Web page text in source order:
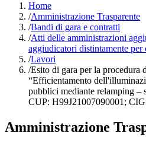
Home
/Amministrazione Trasparente
/Bandi di gara e contratti
/Atti delle amministrazioni
aggiudicatori distintamente per
/Lavori
/Esito di gara per la procedura
“Efficientamento
pubblici mediante relamping –
CUP: H99J21007090001;
Amministrazione